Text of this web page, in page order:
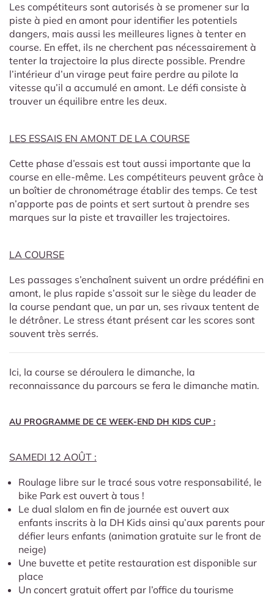
Les compétiteurs sont autorisés à se promener sur la
piste à pied en amont pour identifier les potentiels
dangers, mais aussi les meilleures lignes à tenter en
course. En effet, ils ne cherchent pas nécessairement à
tenter la trajectoire la plus directe possible. Prendre
l’intérieur d’un virage peut faire perdre au pilote la
vitesse qu’il a accumulé en amont. Le défi consiste à
trouver un équilibre entre les deux.
LES ESSAIS EN AMONT DE LA COURSE
Cette phase d’essais est tout aussi importante que la
course en elle-même. Les compétiteurs peuvent grâce à
un boîtier de chronométrage établir des temps. Ce test
n’apporte pas de points et sert surtout à prendre ses
marques sur la piste et travailler les trajectoires.
LA COURSE
Les passages s’enchaînent suivent un ordre prédéfini en
amont, le plus rapide s’assoit sur le siège du leader de
la course pendant que, un par un, ses rivaux tentent de
le détrôner. Le stress étant présent car les scores sont
souvent très serrés.
Ici, la course se déroulera le dimanche, la
reconnaissance du parcours se fera le dimanche matin.
AU PROGRAMME DE CE WEEK-END DH KIDS CUP :
SAMEDI 12 AOÛT :
Roulage libre sur le tracé sous votre responsabilité, le
bike Park est ouvert à tous !
Le dual slalom en fin de journée est ouvert aux
enfants inscrits à la DH Kids ainsi qu’aux parents pour
défier leurs enfants (animation gratuite sur le front de
neige)
Une buvette et petite restauration est disponible sur
place
Un concert gratuit offert par l’office du tourisme